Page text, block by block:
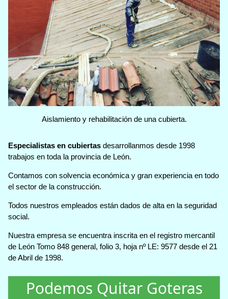
Aislamiento y rehabilitación de una cubierta.
Especialistas en cubiertas desarrollanmos desde 1998
trabajos en toda la provincia de León.
Contamos con solvencia económica y gran experiencia en todo
el sector de la construcción.
Todos nuestros empleados están dados de alta en la seguridad
social.
Nuestra empresa se encuentra inscrita en el registro mercantil
de León Tomo 848 general, folio 3, hoja nº LE: 9577 desde el 21
de Abril de 1998.
Podemos Quitar Goteras